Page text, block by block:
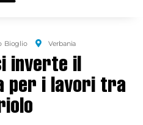
Bioglio Verbania
inverte il
per i lavori tra